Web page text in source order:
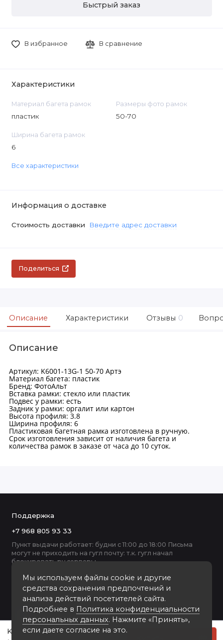
K6001-13G-1 пластиковая рамка 50-70
Быстрый заказ
В избранное В сравнение
Характеристики
Материал багета рамок
пластик
Размеры фото рамок
50-70
Ширина багета рамок
6
Все характеристики
Информация о доставке
Стоимость доставки Введите адрес доставки
Поделиться
Описание Характеристики Отзывы 0
Описание
Артикул: K6001-13G-1 50-70 Артэ
Материал багета: пластик
Бренд: ФотоАльт
Вставка рамки: стекло или пластик
Подвес у рамки: есть
Задник у рамки: оргалит или картон
Высота профиля: 3.8
Ширина профиля: 6
Пластиковая багетная рамка изготовлена в ручную.
Срок изготовления зависит от наличия багета и
количества рамок в заказе от часа до 10 суток.
Мы используем файлы cookie и другие
средства сохранения предпочтений и
анализа действий посетителей сайта.
Подробнее в Политика конфиденциальности
персональных данных. Нажмите «Принять»,
если даете согласие на это.
Поддержка
+7 968 805 93 33
Пункт выдачи работает: будни с 11:00 до 18:00 Письма
могут не приходить на гугл почту: т.к. гугл начал
блокировать ру серверы